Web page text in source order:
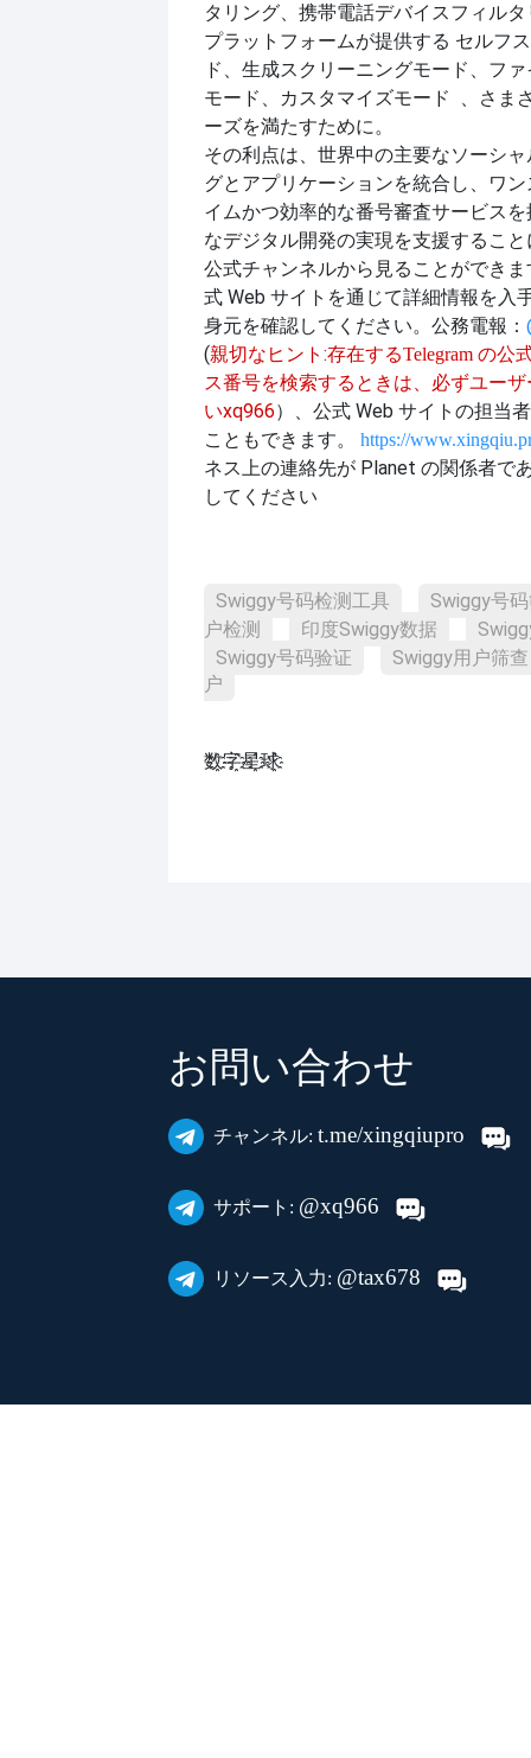
タリング、携帯電話デバイスフィルタ
プラットフォームが提供する セルフ
ド、生成スクリーニングモード、フ
モード、カスタマイズモード
、さま
ーズを満たすために。
その利点は、世界中の主要なソーシ
グとアプリケーションを統合し、ワ
イムかつ効率的な番号審査サービス
なデジタル開発の実現を支援するこ
公式チャンネルから見ることができま
式 Web サイトを通じて詳細情報を入
身元を確認してください。公務電報：
(親切なヒント:存在するTelegram の公
ス番号を検索するときは、必ずユー
いxq966）、公式 Web サイトの担当
こともできます。
https://
ネス上の連絡先が Planet の関係者で
してください
Swiggy号码检测工具
Swiggy号
户检测
印度Swiggy数据
Swiggy号码验证
Swiggy用户筛查
户
数҈字҈星҈球҈͏
お問い合わせ
チャンネル: t.me/xingqiupro
サポート: @xq966
リソース入力: @tax678